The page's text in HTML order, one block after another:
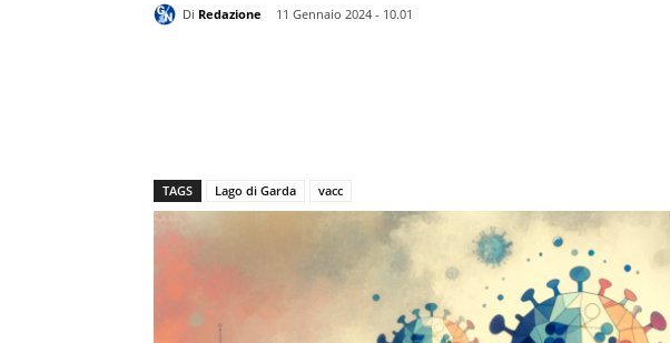
Di Redazione
11 Gennaio 2024 - 10.01
TAGS Lago di Garda vacc